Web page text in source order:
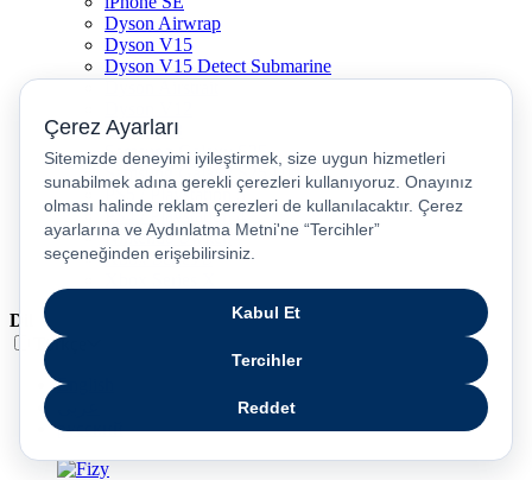
Dyson Airwrap
Dyson V15
Dyson V15 Detect Submarine
Dyson V8
Samsung Galaxy S25
Samsung Galaxy S25 Ultra
PS5 / Playstation 5
PS4 / Playstation 4
Nintendo Switch
Xbox Series S
Dil
Türkçe
English
русский